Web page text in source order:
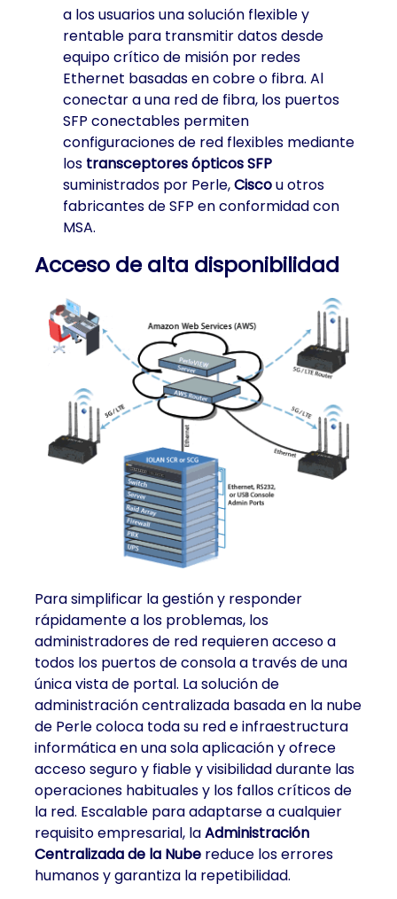
a los usuarios una solución flexible y
rentable para transmitir datos desde
equipo crítico de misión por redes
Ethernet basadas en cobre o fibra. Al
conectar a una red de fibra, los puertos
SFP conectables permiten
configuraciones de red flexibles mediante
los transceptores ópticos SFP
suministrados por Perle,Ciscou otros
fabricantes de SFP en conformidad con
MSA.
Acceso de alta disponibilidad
Para simplificar la gestión y responder
rápidamente a los problemas, los
administradores de red requieren acceso a
todos los puertos de consola a través de una
única vista de portal. La solución de
administración centralizada basada en la nube
de Perle coloca toda su red e infraestructura
informática en una sola aplicación y ofrece
acceso seguro y fiable y visibilidad durante las
operaciones habituales y los fallos críticos de
la red. Escalable para adaptarse a cualquier
requisito empresarial, laAdministración
Centralizada de la Nube reduce los errores
humanos y garantiza la repetibilidad.